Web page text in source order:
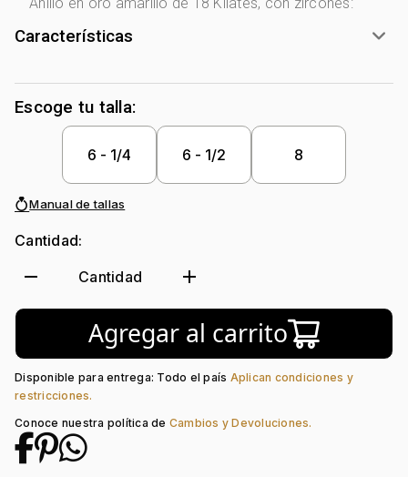
Características
Género: Mujer
Tono Metal: Amarillo
Metal:
Forma:
Tipo de terminado:
Liso
Colección: Ninguno
Piedra central:
Escoge tu talla:
6 - 1/4 6 - 1/2 8
Manual de tallas
Cantidad:
remove Cantidad add
Agregar al carrito
Disponible para entrega: Todo el país Aplican condiciones y
restricciones.
Conoce nuestra política de Cambios y Devoluciones.